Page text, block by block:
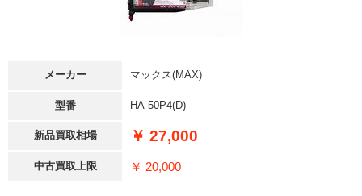
メーカー マックス(MAX)
型番 HA-50P4(D)
新品買取相場 ￥ 27,000
中古買取上限 ￥ 20,000